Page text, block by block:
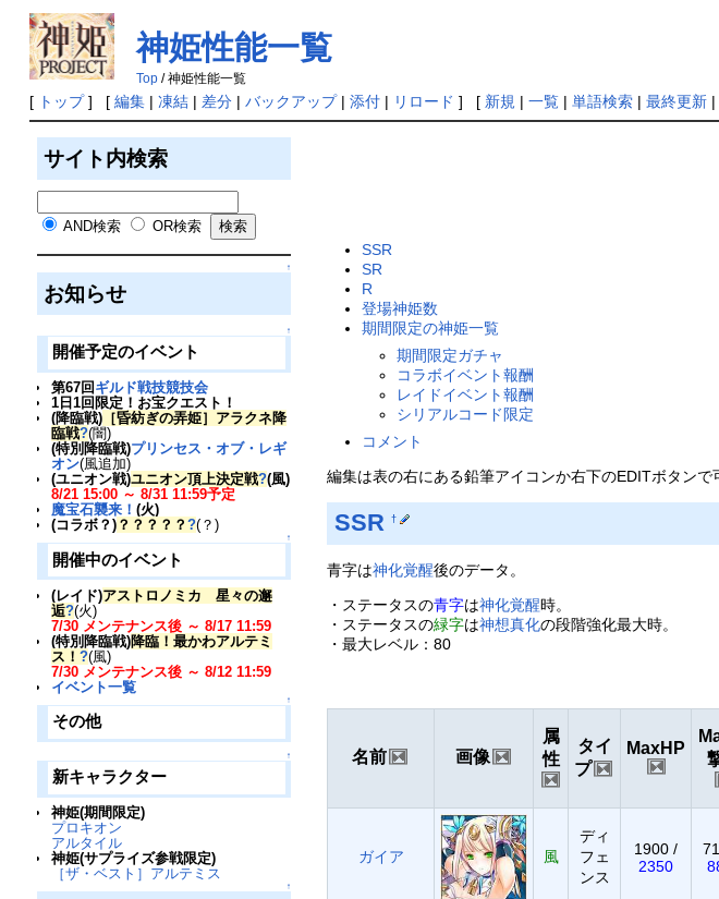
神姫性能一覧
Top/ 神姫性能一覧
[ トップ] [ 編集| 凍結| 差分| バックアップ| 添付| リロード ] [ 新規 | 一覧| 単語検索| 最終更新|
サイト内検索
AND検索 OR検索
↑
お知らせ
↑
開催予定のイベント
第67回 ギルド戦技競技会
1日1回限定！お宝クエスト！
(降臨戦)［昏紡ぎの弄姫］アラクネ降
臨戦?(闇)
(特別降臨戦)プリンセス・オブ・レギ
オン(風追加)
(ユニオン戦)ユニオン頂上決定戦?(風)
8/21 15:00 ～ 8/31 11:59予定
魔宝石襲来！ (火)
(コラボ？)？？？？？ ?(？)
↑
開催中のイベント
(レイド)アストロノミカ 星々の邂
逅?(火)
7/30 メンテナンス後 ～ 8/17 11:59
(特別降臨戦)降臨！最かわアルテミ
ス！ ?(風)
7/30 メンテナンス後 ～ 8/12 11:59
イベント一覧
↑
その他
↑
新キャラクター
神姫(期間限定)
プロキオン
アルタイル
神姫(サプライズ参戦限定)
［ザ・ベスト］アルテミス
↑
SSR
SR
R
登場神姫数
期間限定の神姫一覧
期間限定ガチャ
コラボイベント報酬
レイドイベント報酬
シリアルコード限定
コメント
編集は表の右にある鉛筆アイコンか右下のEDITボタンで
SSR †
青字は神化覚醒後のデータ。
・ステータスの青字は神化覚醒時。
・ステータスの緑字は神想真化の段階強化最大時。
・最大レベル：80
名前 画像
属
性
タイ
プ
MaxHP
ガイア 風
ディ
フェ
ンス
1900 /
2350